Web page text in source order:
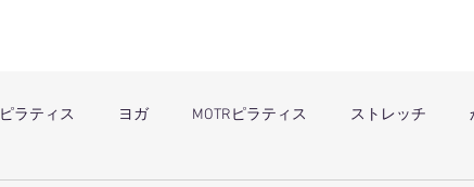
ピラティス ヨガ MOTRピラティス ストレッチ